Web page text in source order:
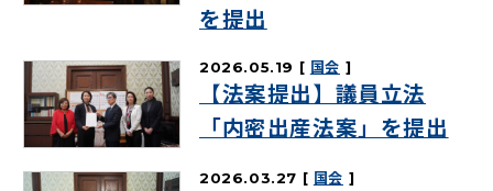
を提出
2026.05.19 国会
【法案提出】議員立法
「内密出産法案」を提出
2026.03.27 国会